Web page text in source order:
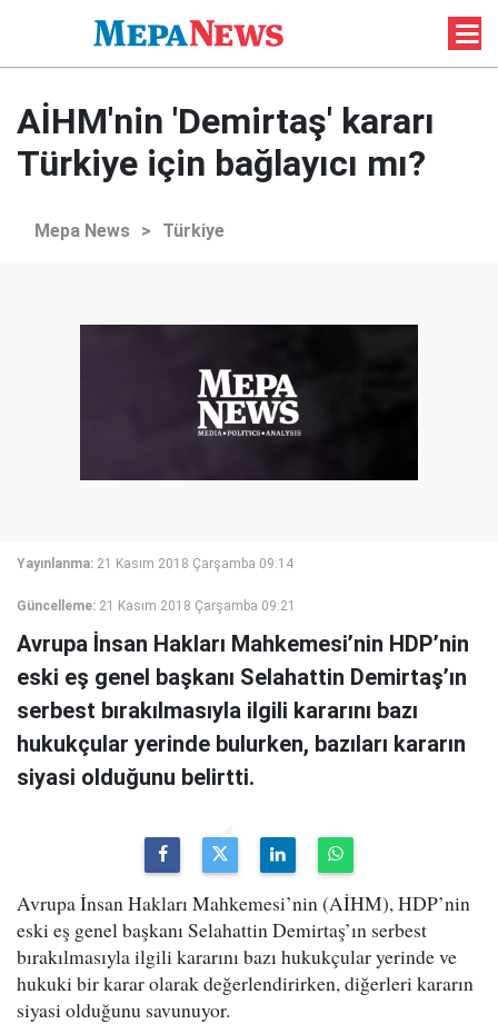
AİHM'nin 'Demirtaş' kararı
Türkiye için bağlayıcı mı?
Mepa News > Türkiye
Yayınlanma: 21 Kasım 2018 Çarşamba 09:14
Güncelleme: 21 Kasım 2018 Çarşamba 09:21
Avrupa İnsan Hakları Mahkemesi’nin HDP’nin
eski eş genel başkanı Selahattin Demirtaş’ın
serbest bırakılmasıyla ilgili kararını bazı
hukukçular yerinde bulurken, bazıları kararın
siyasi olduğunu belirtti.
Avrupa İnsan Hakları Mahkemesi’nin (AİHM), HDP’nin
eski eş genel başkanı Selahattin Demirtaş’ın serbest
bırakılmasıyla ilgili kararını bazı hukukçular yerinde ve
hukuki bir karar olarak değerlendirirken, diğerleri kararın
siyasi olduğunu savunuyor.